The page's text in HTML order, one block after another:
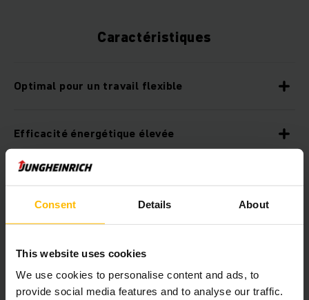
Consent Details About
This website uses cookies
We use cookies to personalise content and ads, to
provide social media features and to analyse our traffic.
Caractéristiques
Optimal pour un travail flexible
Efficacité énergétique élevée
Intuitif et facile à utiliser
Caractéristiques de sécurité en option